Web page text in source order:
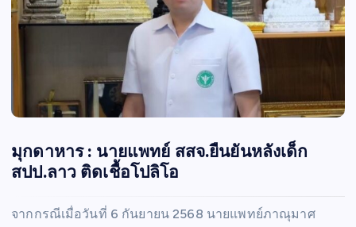
มุกดาหาร : นายแพทย์ สสจ.ยืนยันหลังเด็ก
สปป.ลาว ติดเชื้อโปลิโอ
จากกรณีเมื่อวันที่ 6 กันยายน 2568 นายแพทย์ภาณุมาศ